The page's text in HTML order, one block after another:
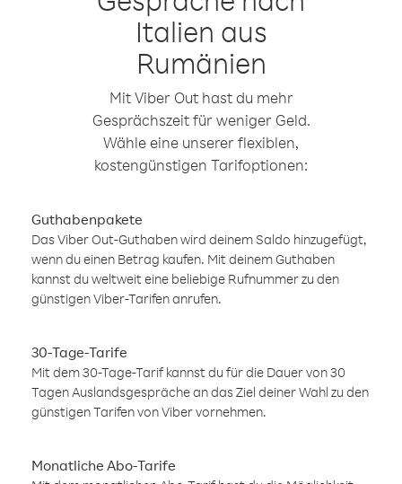
Italien aus
Rumänien
Mit Viber Out hast du mehr
Gesprächszeit für weniger Geld.
Wähle eine unserer flexiblen,
kostengünstigen Tarifoptionen:
Guthabenpakete
Das Viber Out-Guthaben wird deinem Saldo hinzugefügt,
wenn du einen Betrag kaufen. Mit deinem Guthaben
kannst du weltweit eine beliebige Rufnummer zu den
günstigen Viber-Tarifen anrufen.
30-Tage-Tarife
Mit dem 30-Tage-Tarif kannst du für die Dauer von 30
Tagen Auslandsgespräche an das Ziel deiner Wahl zu den
günstigen Tarifen von Viber vornehmen.
Monatliche Abo-Tarife